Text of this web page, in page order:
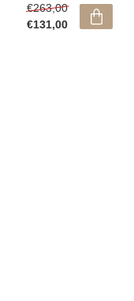
€263,00
€131,00